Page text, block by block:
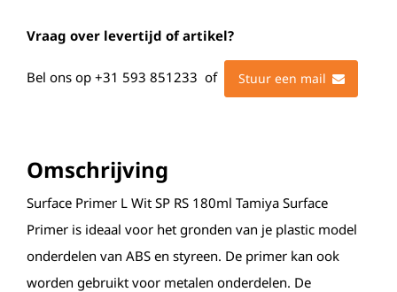
Vraag over levertijd of artikel?
Bel ons op +31 593 851233 of Stuur een mail
Omschrijving
Surface Primer L Wit SP RS 180ml Tamiya Surface
Primer is ideaal voor het gronden van je plastic model
onderdelen van ABS en styreen. De primer kan ook
worden gebruikt voor metalen onderdelen. De